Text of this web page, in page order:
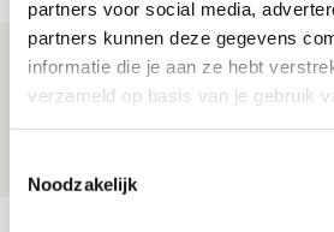
partners voor social media,
partners kunnen deze gegevens
informatie die je aan ze hebt
verzameld op basis van je gebruik
Noodzakelijk
Drie dingen die je moet
Zwolle - Ajax
08 AUGUSTUS 2026 - 12:32